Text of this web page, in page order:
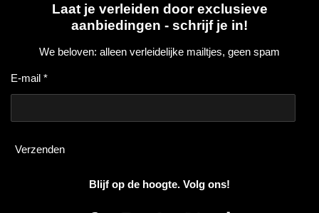
Laat je verleiden door exclusieve
aanbiedingen - schrijf je in!
We beloven: alleen verleidelijke mailtjes, geen spam
E-mail *
Verzenden
Blijf op de hoogte. Volg ons!